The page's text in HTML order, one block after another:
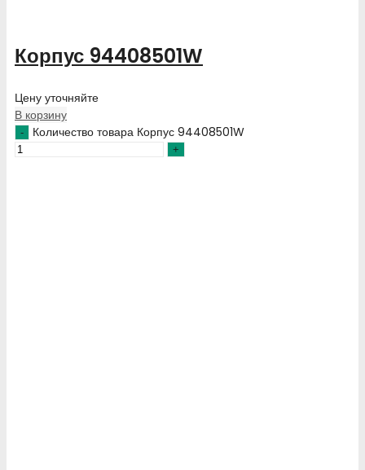
Корпус 94408501W
Цену уточняйте
В корзину
Количество товара Корпус 94408501W